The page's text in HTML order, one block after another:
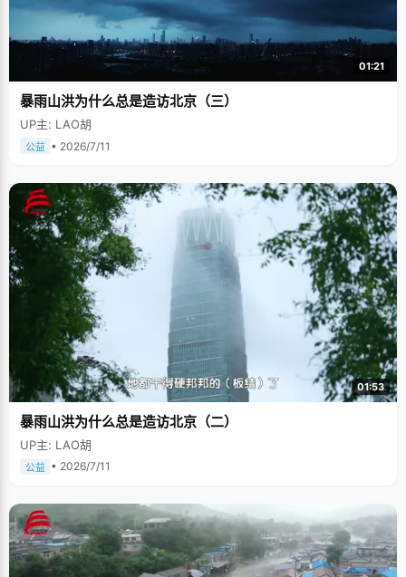
01:21
暴雨山洪为什么总是造访北京（三）
UP主: LAO胡
公益 • 2026/7/11
01:53
暴雨山洪为什么总是造访北京（二）
UP主: LAO胡
公益 • 2026/7/11